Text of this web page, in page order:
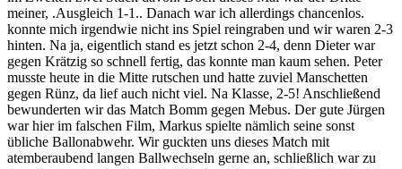
meiner, .Ausgleich 1-1.. Danach war ich allerdings chancenlos.
konnte mich irgendwie nicht ins Spiel reingraben und wir waren 2-3
hinten. Na ja, eigentlich stand es jetzt schon 2-4, denn Dieter war
gegen Krätzig so schnell fertig, das konnte man kaum sehen. Peter
musste heute in die Mitte rutschen und hatte zuviel Manschetten
gegen Rünz, da lief auch nicht viel. Na Klasse, 2-5! Anschließend
bewunderten wir das Match Bomm gegen Mebus. Der gute Jürgen
war hier im falschen Film, Markus spielte nämlich seine sonst
übliche Ballonabwehr. Wir guckten uns dieses Match mit
atemberaubend langen Ballwechseln gerne an, schließlich war zu